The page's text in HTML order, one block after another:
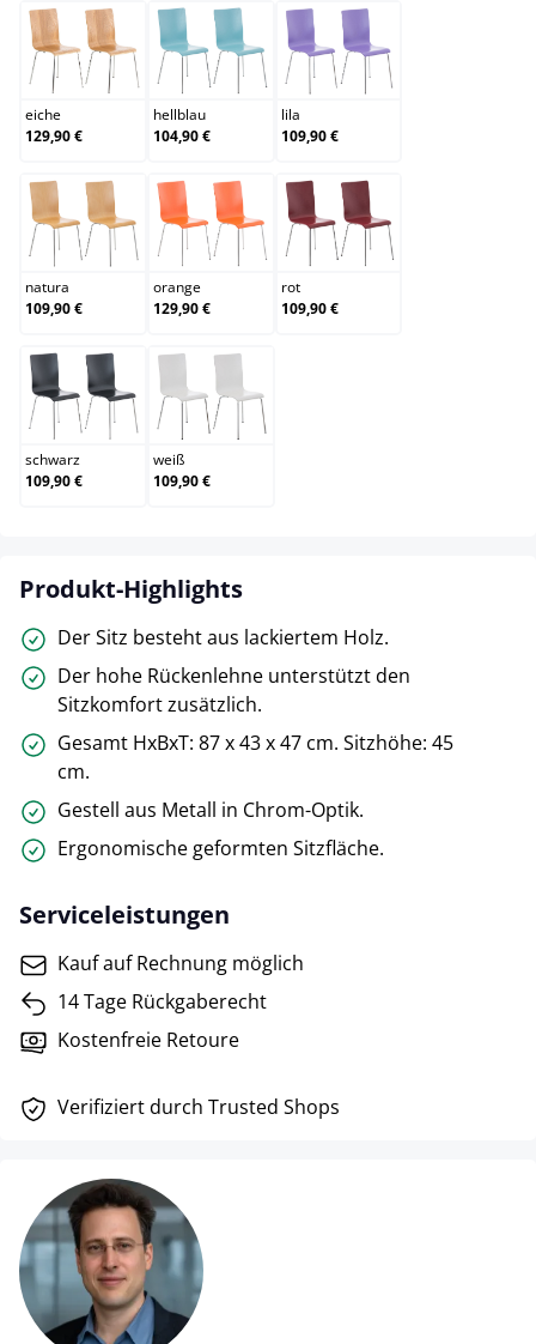
eiche
eiche
129,90 €
hellblau
hellblau
104,90 €
lila
lila
109,90 €
natura
natura
109,90 €
orange
orange
129,90 €
rot
rot
109,90 €
schwarz
schwarz
109,90 €
weiß
weiß
109,90 €
Produkt-Highlights
Der Sitz besteht aus lackiertem Holz.
Der hohe Rückenlehne unterstützt den
Sitzkomfort zusätzlich.
Gesamt HxBxT: 87 x 43 x 47 cm. Sitzhöhe: 45
cm.
Gestell aus Metall in Chrom-Optik.
Ergonomische geformten Sitzfläche.
Serviceleistungen
Kauf auf Rechnung möglich
14 Tage Rückgaberecht
Kostenfreie Retoure
Verifiziert durch Trusted Shops